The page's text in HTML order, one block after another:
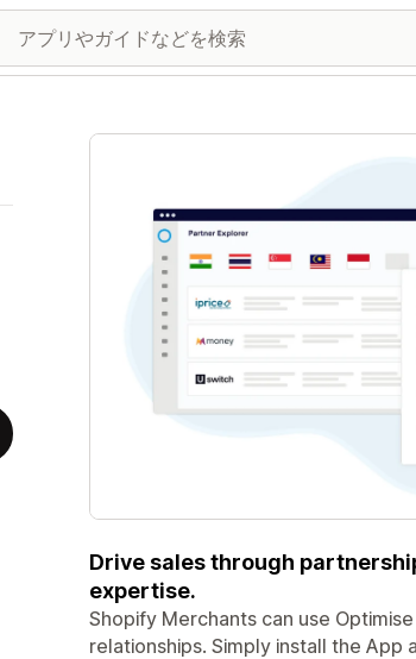
特集の画像ギャラリー
Drive sales through
expertise.
Shopify Merchants can use
relationships. Simply install the